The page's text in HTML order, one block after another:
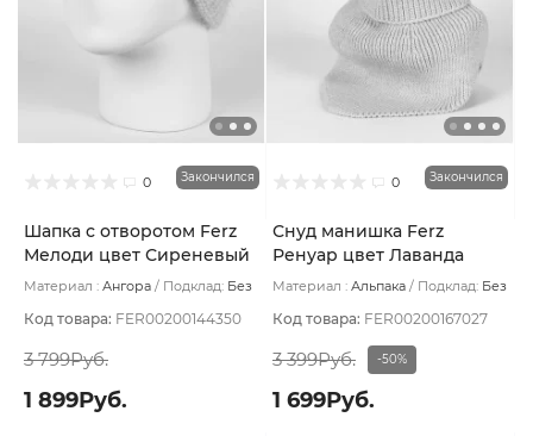
0 Закончился
Шапка с отворотом Ferz
Мелоди цвет Сиреневый
светлый
Материал : Ангора Подклад: Без
Код товара: FER00200144350
3 799Руб.
1 899Руб.
0 Закончился
Снуд манишка Ferz
Ренуар цвет Лаванда
Материал : Альпака Подклад: Без
Код товара: FER00200167027
3 399Руб. -50%
1 699Руб.